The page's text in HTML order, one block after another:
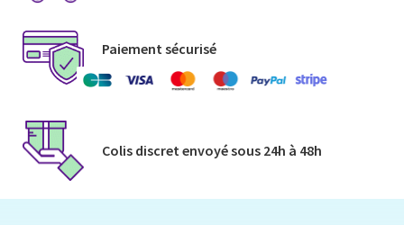
Paiement sécurisé
Colis discret envoyé​ sous 24h à 48h​